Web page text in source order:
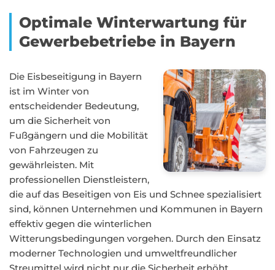
Optimale Winterwartung für
Gewerbebetriebe in Bayern
Die Eisbeseitigung in Bayern
ist im Winter von
entscheidender Bedeutung,
um die Sicherheit von
Fußgängern und die Mobilität
von Fahrzeugen zu
gewährleisten. Mit
professionellen Dienstleistern,
die auf das Beseitigen von Eis und Schnee spezialisiert
sind, können Unternehmen und Kommunen in Bayern
effektiv gegen die winterlichen
Witterungsbedingungen vorgehen. Durch den Einsatz
moderner Technologien und umweltfreundlicher